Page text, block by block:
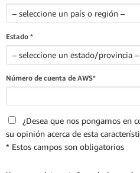
Estado *
Número de cuenta de AWS*
¿Desea que nos pongamos en
su opinión acerca de esta
* Estos campos son obligatorios